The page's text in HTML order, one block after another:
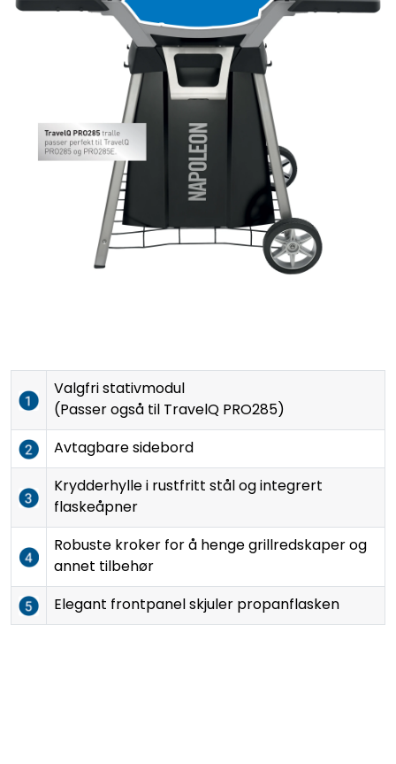
Valgfri stativmodul
(Passer også til TravelQ PRO285)
Avtagbare sidebord
Krydderhylle i rustfritt stål og integrert
flaskeåpner
Robuste kroker for å henge grillredskaper og
annet tilbehør
Elegant frontpanel skjuler propanflasken